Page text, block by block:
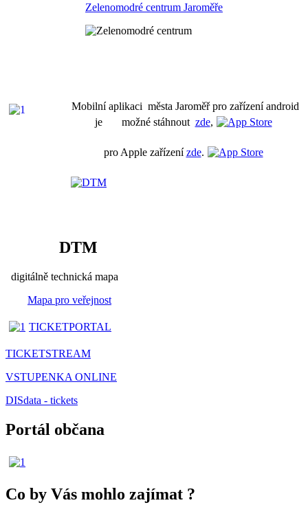
Zelenomodré centrum Jaroměře
Mobilní aplikaci města Jaroměř pro zařízení android
je možné stáhnout zde,
pro Apple zařízenízde.
DTM
digitálně technická mapa
Mapa pro veřejnost
TICKETPORTAL
TICKETSTREAM
VSTUPENKA ONLINE
DISdata - tickets
Portál občana
Co by Vás mohlo zajímat ?